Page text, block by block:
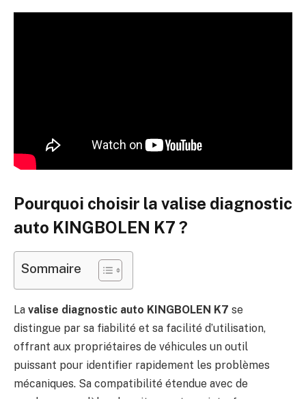
Pourquoi choisir la valise diagnostic
auto KINGBOLEN K7 ?
Sommaire
La valise diagnostic auto KINGBOLEN K7 se
distingue par sa fiabilité et sa facilité d’utilisation,
offrant aux propriétaires de véhicules un outil
puissant pour identifier rapidement les problèmes
mécaniques. Sa compatibilité étendue avec de